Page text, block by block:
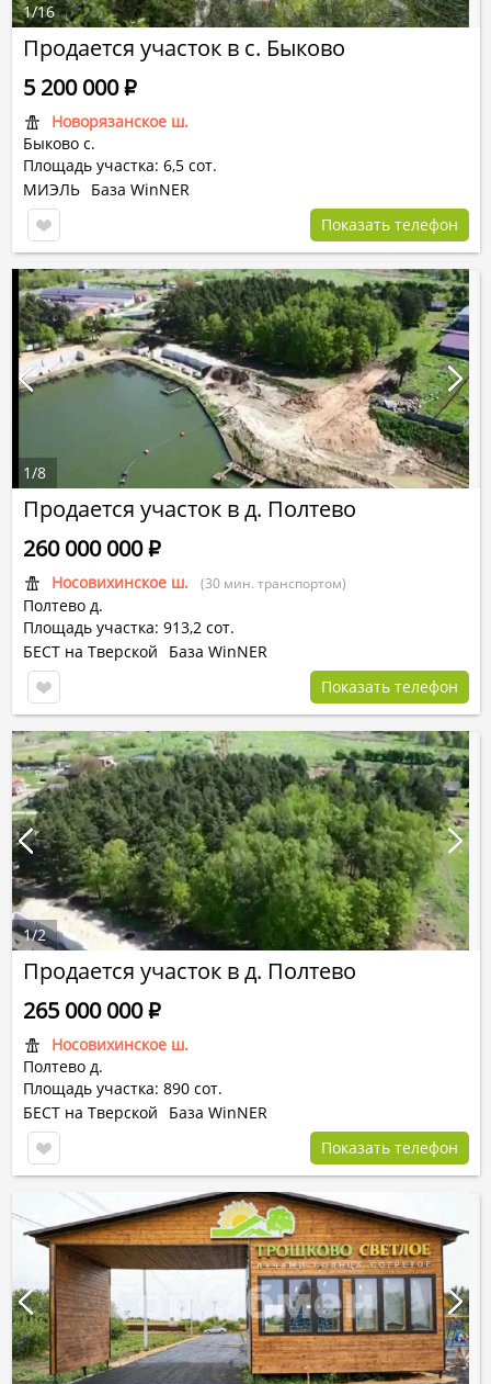
Продается участок в с. Быково
Новорязанское ш.
Быково с.
Площадь участка: 6,5 сот.
5 200 000Р
МИЭЛЬ База WinNER
Показать телефон
1/16
Продается участок в д. Полтево
Носовихинское ш. (30 мин. транспортом)
Полтево д.
Площадь участка: 913,2 сот.
260 000 000Р
БЕСТ на Тверской
База WinNER
Показать телефон
1/8
Продается участок в д. Полтево
Носовихинское ш.
Полтево д.
Площадь участка: 890 сот.
265 000 000Р
БЕСТ на Тверской
База WinNER
Показать телефон
1/2